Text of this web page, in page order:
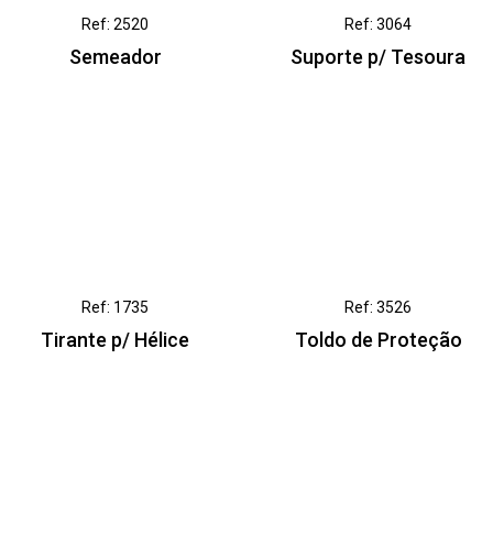
Ref: 2520
Semeador
Ref: 3064
Suporte p/ Tesoura
Ref: 1735
Tirante p/ Hélice
Ref: 3526
Toldo de Proteção